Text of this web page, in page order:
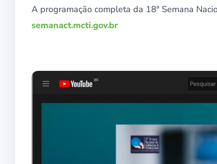
A programação completa da 18ª Semana
semanact.mcti.gov.br